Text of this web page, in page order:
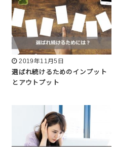
2019年11月5日
選ばれ続けるためのインプット
とアウトプット